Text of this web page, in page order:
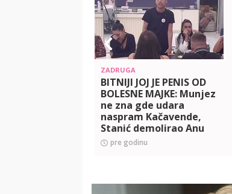
ZADRUGA
BITNIJI JOJ JE PENIS OD
BOLESNE MAJKE: Munjez
ne zna gde udara
naspram Kačavende,
Stanić demolirao Anu
Nikolić i Kordu pred
svima (VIDEO)
pre godinu